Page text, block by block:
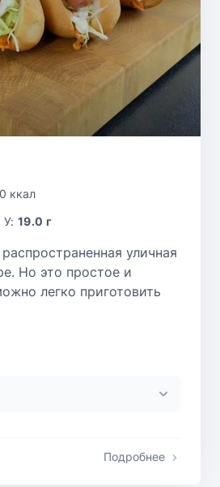
ккал
У:19.0 г
уличная
Но это простое и
легко приготовить
Подробнее